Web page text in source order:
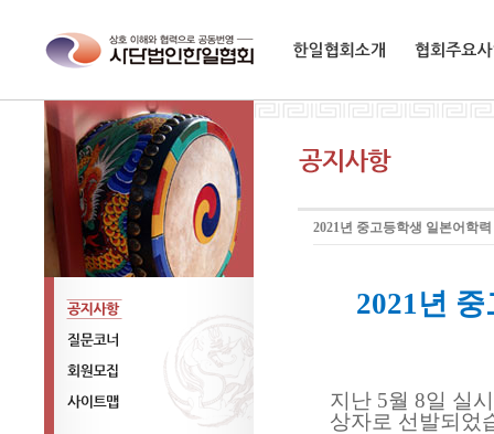
공지사항
질문코너
회원모집
2021년 중고등학생 일본어학
2021년
지난 5월 8일 실
상자로 선발되었